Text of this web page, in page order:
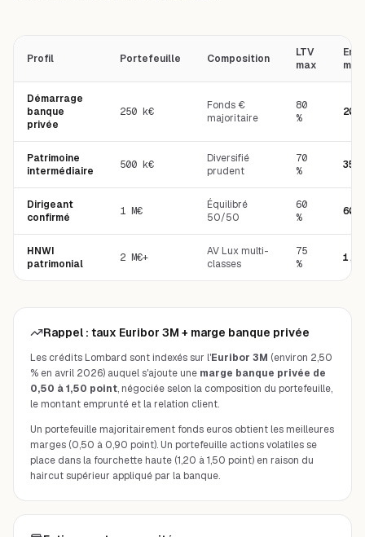
Profil Portefeuille Composition
LTV
max
max
Démarrage
banque
privée
250 k€
Fonds €
majoritaire
80
%
200
Patrimoine
intermédiaire
500 k€
Diversifié
prudent
70
%
350
Dirigeant
confirmé
1 M€
Équilibré
50/50
60
%
600
HNWI
patrimonial
2 M€+
AV Lux multi-
classes
75
%
1,5
Rappel : taux Euribor 3M + marge banque privée
Les crédits Lombard sont indexés sur l'Euribor 3M (environ 2,50
% en avril 2026) auquel s'ajoute une marge banque privée de
0,50 à 1,50 point, négociée selon la composition du portefeuille,
le montant emprunté et la relation client.
Un portefeuille majoritairement fonds euros obtient les meilleures
marges (0,50 à 0,90 point). Un portefeuille actions volatiles se
place dans la fourchette haute (1,20 à 1,50 point) en raison du
haircut supérieur appliqué par la banque.